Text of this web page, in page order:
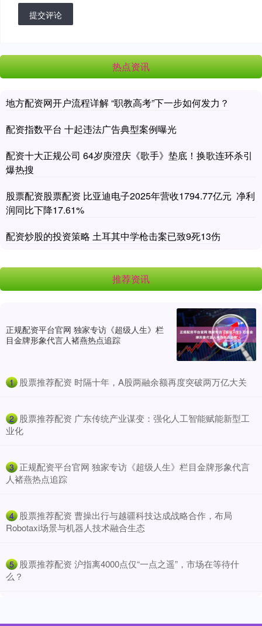
提交评论
热点资讯
地方配资网开户流程详解 “职教高考”下一步如何发力？
配资指数平台 十起违法广告典型案例曝光
配资十大正规公司 64岁庾澄庆《歌手》垫底！换歌连环杀引
爆热搜
股票配资股票配资 比亚迪电子2025年营收1794.77亿元 净利
润同比下降17.61%
配资炒股的投资策略 土耳其中学枪击案已致9死13伤
推荐资讯
正规配资平台官网 独家专访《超级人生》栏
目金牌形象代言人褚燕热点追踪
1 ​股票推荐配资 时隔十年，A股两融余额再度突破两万亿大关
2 ​股票推荐配资 广东传统产业谋变：强化人工智能赋能新型工
业化
3 ​正规配资平台官网 独家专访《超级人生》栏目金牌形象代言
人褚燕热点追踪
4 ​股票推荐配资 曹操出行与越疆科技达成战略合作，布局
Robotaxi场景与机器人技术融合生态
5 ​股票推荐配资 沪指离4000点仅“一点之遥”，市场在等待什
么？